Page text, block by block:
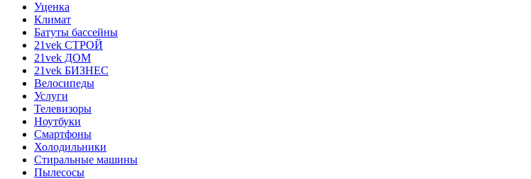
Уценка
Климат
Батуты бассейны
21vek СТРОЙ
21vek ДОМ
21vek БИЗНЕС
Велосипеды
Услуги
Телевизоры
Ноутбуки
Смартфоны
Холодильники
Стиральные машины
Пылесосы